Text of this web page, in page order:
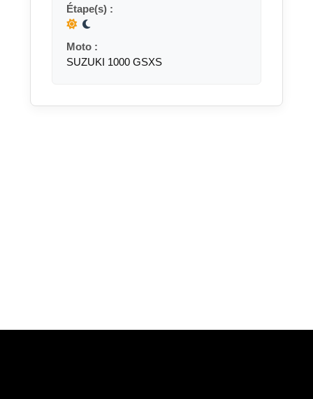
Étape(s) :
Moto :
SUZUKI 1000 GSXS